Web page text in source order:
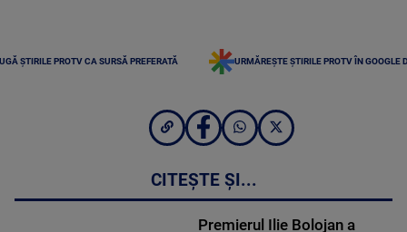
ȘTIRILE PROTV CA SURSĂ PREFERATĂ URMĂREȘTE ȘTIRILE PROTV ÎN GOOGLE
CITEȘTE ȘI...
Premierul Ilie Bolojan a